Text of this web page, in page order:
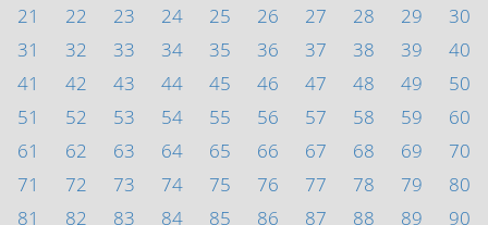
21
22 23 24 25 26 27 28 29
30
31
32 33 34 35 36 37 38 39
40
41
42 43 44 45 46 47 48 49
50
51
52 53 54 55 56 57 58 59
60
61
62 63 64 65 66 67 68 69
70
71
72 73 74 75 76 77 78 79
80
81
82 83 84 85 86 87 88 89
90